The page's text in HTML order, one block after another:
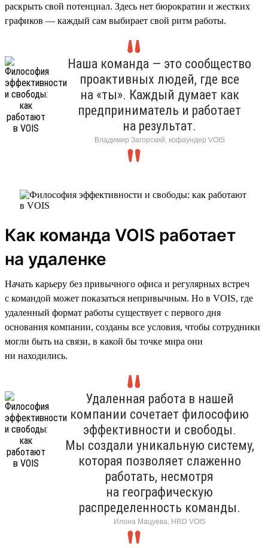
раскрыть свой потенциал. Здесь нет бюрократии и жестких
графиков — каждый сам выбирает свой ритм работы.
Наша команда — это сообщество
проактивных людей, где все
на «ты». Каждый думает как
предприниматель и работает
на результат.
Владимир Загорский, кофаундер VOIS
Как команда VOIS работает
на удаленке
Начать карьеру без привычного офиса и регулярных встреч
с командой может показаться непривычным. Но в VOIS, где
удаленный формат работы существует с первого дня
основания компании, созданы все условия, чтобы сотрудники
могли быть на связи, в какой бы точке мира они
ни находились.
Удаленная работа в нашей
компании сочетает философию
эффективности и свободы.
Мы создали уникальную систему,
которая позволяет слаженно
работать, несмотря
на географическую
распределенность команды.
Илона Мацуева, HRD VOIS